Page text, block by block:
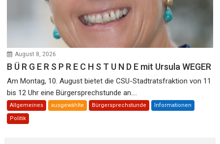
August 8, 2026
B Ü R G E R S P R E C H S T U N D E mit Ursula WEGER
Am Montag, 10. August bietet die CSU-Stadtratsfraktion von 11
bis 12 Uhr eine Bürgersprechstunde an....
Allgemeines ausgewählte Bürgersprechstunde Informationen
Politik